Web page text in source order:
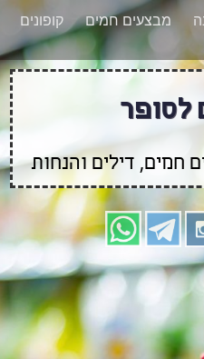
לגבי קופונים חדשים?
גם
מבצעים חמים
קופונים
לסופר
חמים, דילים והנחות